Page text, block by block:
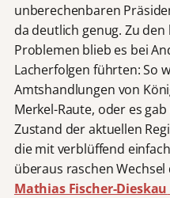
unberechenbaren
da deutlich genug. Zu
Problemen blieb es bei
Lacherfolgen führten: So
Amtshandlungen von
Merkel-Raute, oder es
Zustand der aktuellen
die mit verblüffend
überaus raschen
Mathias Fischer-Dieskau